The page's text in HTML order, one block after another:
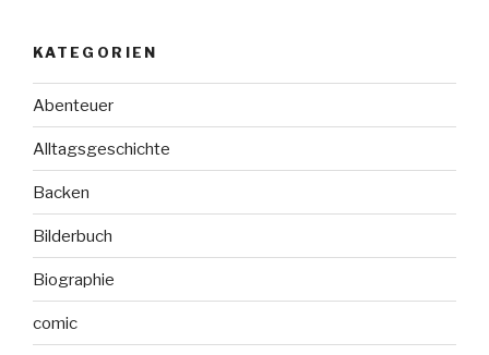
KATEGORIEN
Abenteuer
Alltagsgeschichte
Backen
Bilderbuch
Biographie
comic